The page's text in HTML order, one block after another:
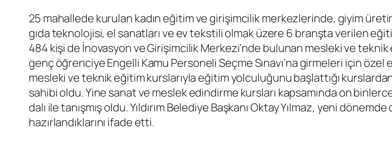
25 mahallede kurulan kadın eğitim ve girişimcilik merkezlerinde, giyim
gıda teknolojisi, el sanatları ve ev tekstili olmak üzere 6 branşta verilen
484 kişi de İnovasyon ve Girişimcilik Merkezi’nde bulunan mesleki ve
genç öğrenciye Engelli Kamu Personeli Seçme Sınavı’na girmeleri için özel
mesleki ve teknik eğitim kurslarıyla eğitim yolculuğunu başlattığı
sahibi oldu. Yine sanat ve meslek edindirme kursları kapsamında on
dalı ile tanışmış oldu. Yıldırım Belediye Başkanı Oktay Yılmaz, yeni
hazırlandıklarını ifade etti.